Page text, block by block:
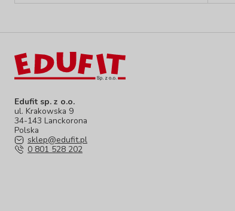
Edufit sp. z o.o.
ul. Krakowska 9
34-143 Lanckorona
Polska
sklep@edufit.pl
0 801 528 202